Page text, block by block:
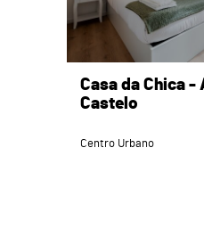
Casa da Chica -
Castelo
Centro Urbano